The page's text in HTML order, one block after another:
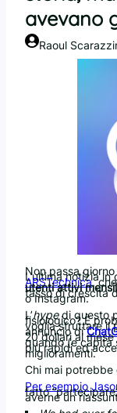
avevano
Raoul
Non passa
L’ultima notizia
ARSTechnica,
utenti attivi
tasso di crescita
o Instagram.
L’hypedi questo
fisiologico? È
voglia sfruttare il
annuncio di
20 dollari al
quando (e capita
più rapidi ed
miglioramenti.
Chi mai potrebbe
Per esempio
fatto
averne un